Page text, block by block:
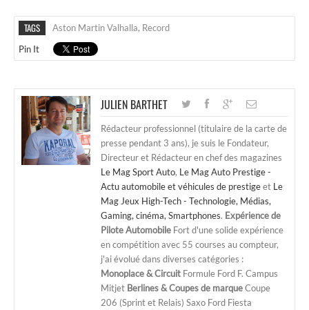
TAGS Aston Martin Valhalla, Record
Pin It
JULIEN BARTHET
Rédacteur professionnel (titulaire de la carte de
presse pendant 3 ans), je suis le Fondateur,
Directeur et Rédacteur en chef des magazines
Le Mag Sport Auto, Le Mag Auto Prestige -
Actu automobile et véhicules de prestigeet Le
Mag Jeux High-Tech - Technologie, Médias,
Gaming, cinéma, Smartphones. Expérience de
Pilote Automobile Fort d'une solide expérience
en compétition avec 55 courses au compteur,
j'ai évolué dans diverses catégories :
Monoplace & Circuit Formule Ford F. Campus
Mitjet Berlines & Coupes de marqueCoupe
206 (Sprint et Relais) Saxo Ford Fiesta